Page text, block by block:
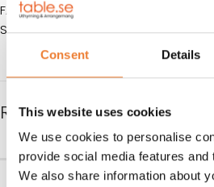
Consent Details
This website uses cookies
We use cookies to personalise
provide social media features and
We also share information about
FÄRG: Glas
SERIE: Lys klar
RELATERADE PRODUKTER
Glöggmugg